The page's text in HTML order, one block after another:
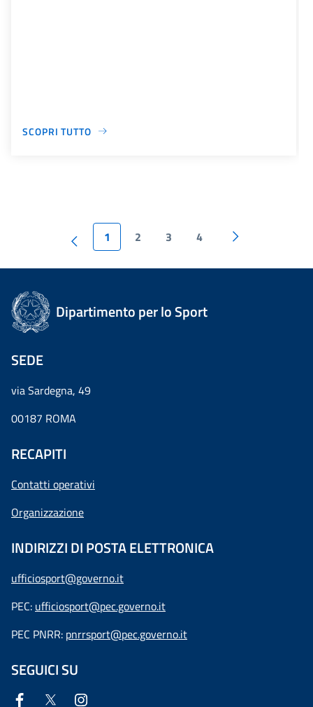
SCOPRI TUTTO
1 2 3 4
Dipartimento per lo Sport
SEDE
via Sardegna, 49
00187 ROMA
RECAPITI
Contatti operativi
Organizzazione
INDIRIZZI DI POSTA ELETTRONICA
ufficiosport@governo.it
PEC: ufficiosport@pec.governo.it
PEC PNRR: pnrrsport@pec.governo.it
SEGUICI SU